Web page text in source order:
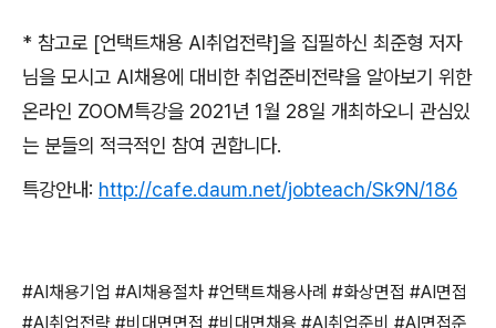
* 참고로 [언택트채용 AI취업전략]을 집필하신 최준형 저자
님을 모시고 AI채용에 대비한 취업준비전략을 알아보기 위한
온라인 ZOOM특강을 2021년 1월 28일 개최하오니 관심있
는 분들의 적극적인 참여 권합니다.
특강안내: http://cafe.daum.net/jobteach/Sk9N/186
#AI채용기업 #AI채용절차 #언택트채용사례 #화상면접 #AI면접
#AI취업전략 #비대면면접 #비대면채용 #AI취업준비 #AI면접준